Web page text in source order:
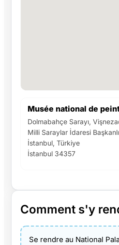
Musée national de
Dolmabahçe Sarayı,
Milli Saraylar İdaresi
İstanbul, Türkiye
İstanbul 34357
Comment s'y
Se rendre au National